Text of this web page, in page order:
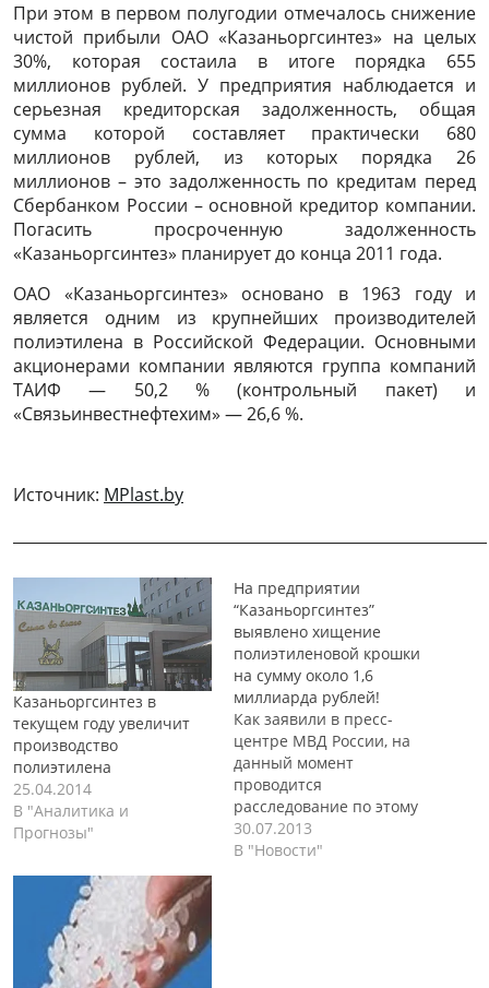
При этом в первом полугодии отмечалось снижение
чистой прибыли ОАО «Казаньоргсинтез» на целых
30%, которая состаила в итоге порядка 655
миллионов рублей. У предприятия наблюдается и
серьезная кредиторская задолженность, общая
сумма которой составляет практически 680
миллионов рублей, из которых порядка 26
миллионов – это задолженность по кредитам перед
Сбербанком России – основной кредитор компании.
Погасить просроченную задолженность
«Казаньоргсинтез» планирует до конца 2011 года.
ОАО «Казаньоргсинтез» основано в 1963 году и
является одним из крупнейших производителей
полиэтилена в Российской Федерации. Основными
акционерами компании являются группа компаний
ТАИФ — 50,2 % (контрольный пакет) и
«Связьинвестнефтехим» — 26,6 %.
Источник: MPlast.by
Казаньоргсинтез в
текущем году увеличит
производство
полиэтилена
25.04.2014
В "Аналитика и
Прогнозы"
На предприятии
“Казаньоргсинтез”
выявлено хищение
полиэтиленовой крошки
на сумму около 1,6
миллиарда рублей!
Как заявили в пресс-
центре МВД России, на
данный момент
проводится
расследование по этому
делу. Известно лишь, что
по результатам
30.07.2013
В "Новости"